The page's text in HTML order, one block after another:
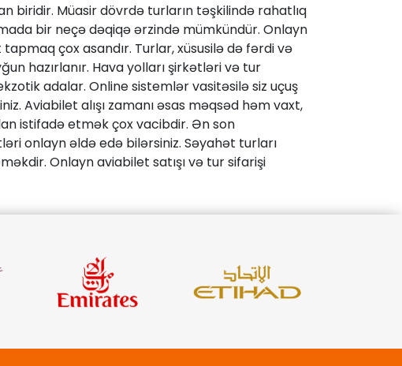
biridir. Müasir dövrdə turların təşkilində rahatlıq
bir neçə dəqiqə ərzində mümkündür. Onlayn
çox asandır. Turlar, xüsusilə də fərdi və
hazırlanır. Hava yolları şirkətləri və tur
adalar. Online sistemlər vasitəsilə siz uçuş
Aviabilet alışı zamanı əsas məqsəd həm vaxt,
istifadə etmək çox vacibdir. Ən son
onlayn əldə edə bilərsiniz. Səyahət turları
Onlayn aviabilet satışı və tur sifarişi